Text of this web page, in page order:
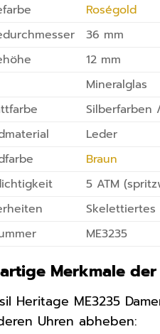
Roségold
36 mm
12 mm
Mineralglas
Silberfarben
Leder
Braun
5 ATM
ME3235
Merkmale der
Heritage ME3235
Uhren abheben: